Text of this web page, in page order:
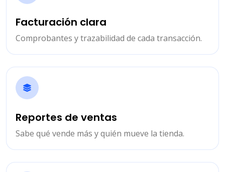
Facturación clara
Comprobantes y trazabilidad de cada transacción.
Reportes de ventas
Sabe qué vende más y quién mueve la tienda.